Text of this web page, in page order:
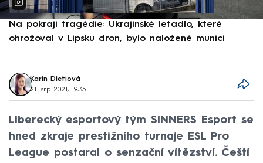
Na pokraji tragédie: Ukrajinské letadlo, které
ohrožoval v Lipsku dron, bylo naložené municí
Karin Dietiová
21. srp 2021, 19:35
Liberecký esportový tým SINNERS Esport se
hned zkraje prestižního turnaje ESL Pro
League postaral o senzační vítězství. Čeští